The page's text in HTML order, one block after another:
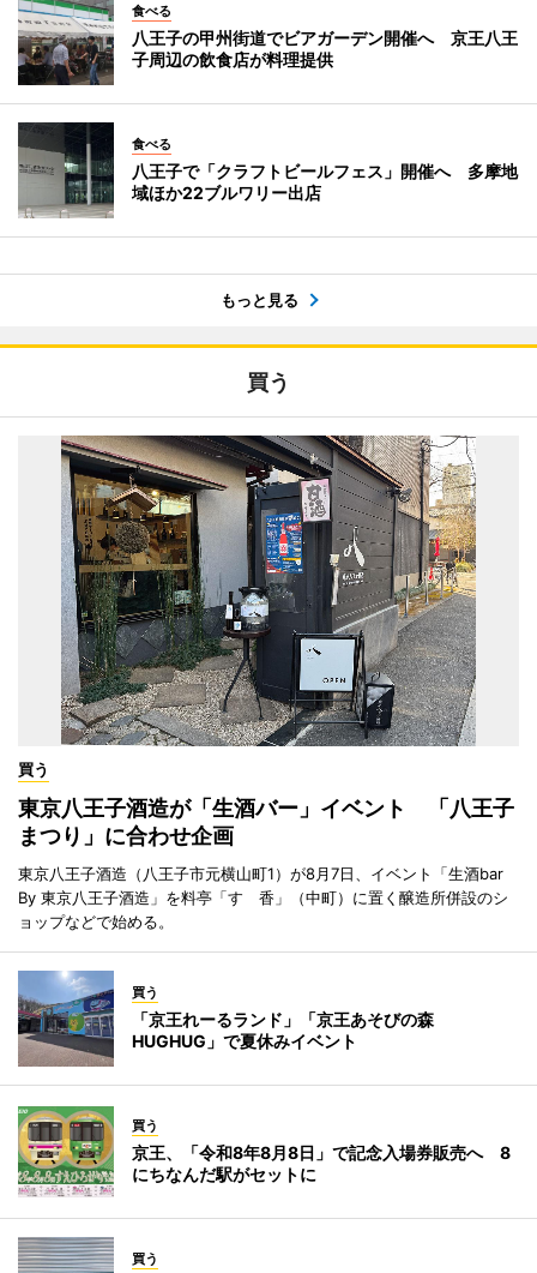
食べる
八王子の甲州街道でビアガーデン開催へ 京王八王
子周辺の飲食店が料理提供
食べる
八王子で「クラフトビールフェス」開催へ 多摩地
域ほか22ブルワリー出店
もっと見る
買う
買う
東京八王子酒造が「生酒バー」イベント 「八王子
まつり」に合わせ企画
東京八王子酒造（八王子市元横山町1）が8月7日、イベント「生酒bar
By 東京八王子酒造」を料亭「すゞ香」（中町）に置く醸造所併設のシ
ョップなどで始める。
買う
「京王れーるランド」「京王あそびの森
HUGHUG」で夏休みイベント
買う
京王、「令和8年8月8日」で記念入場券販売へ 8
にちなんだ駅がセットに
買う